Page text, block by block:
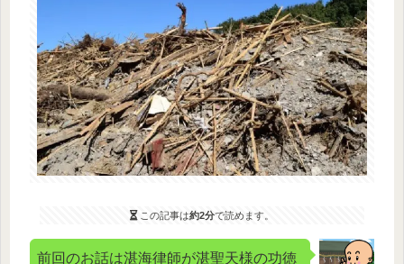
この記事は約2分で読めます。
前回のお話は湛海律師が湛聖天様の功徳